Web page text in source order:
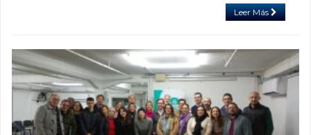
Leer Más